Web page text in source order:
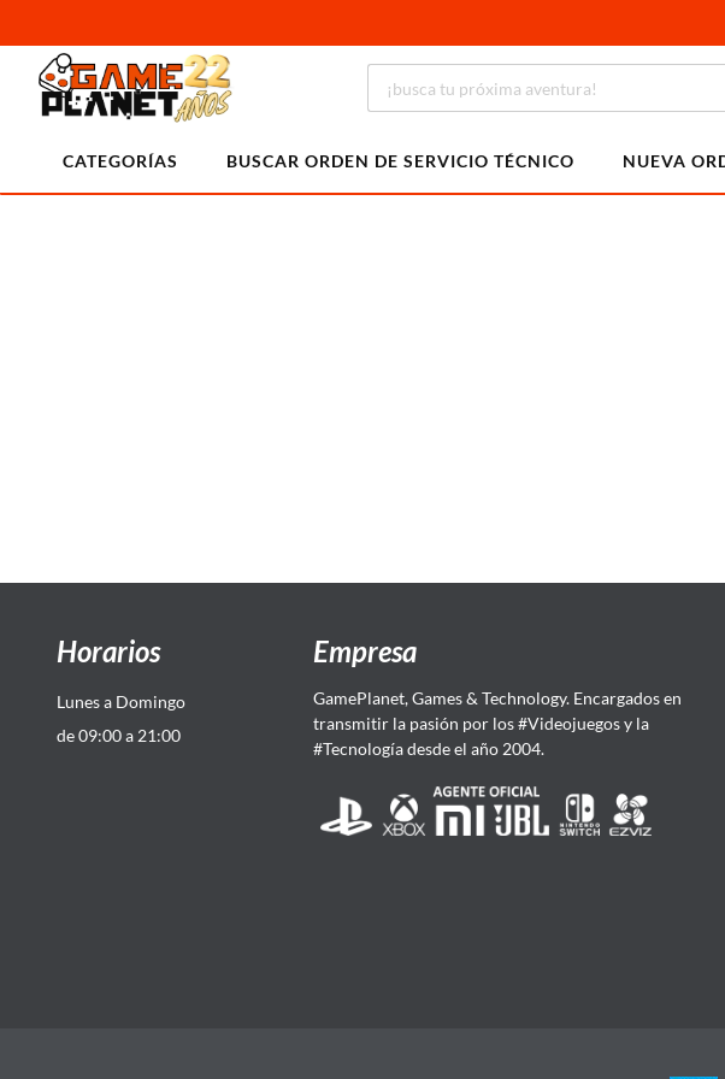
CATEGORÍAS BUSCAR ORDEN DE SERVICIO TÉCNICO NUEVA
Horarios
Lunes a Domingo
de 09:00 a 21:00
Empresa
GamePlanet, Games & Technology. Encargados en
transmitir la pasión por los #Videojuegos y la
#Tecnología desde el año 2004.